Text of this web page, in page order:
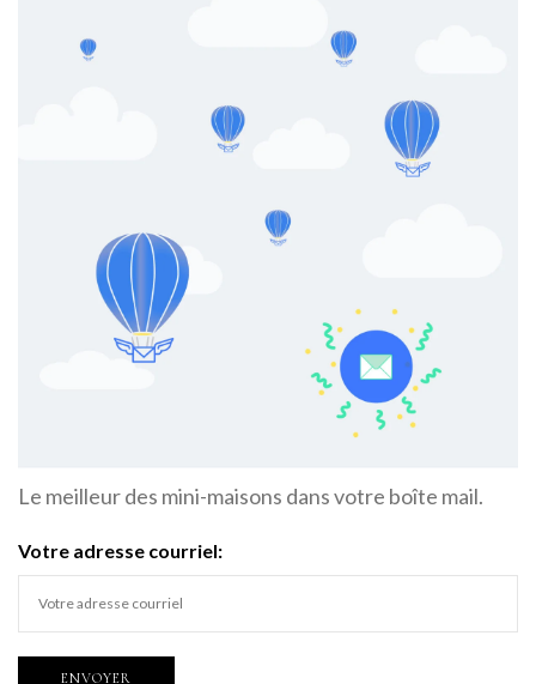
Le meilleur des mini-maisons dans votre boîte mail.
Votre adresse courriel: